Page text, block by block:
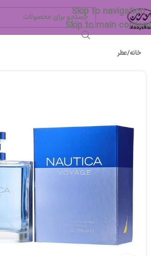
Skip to navigation
Skip to main content
خانه/عطر